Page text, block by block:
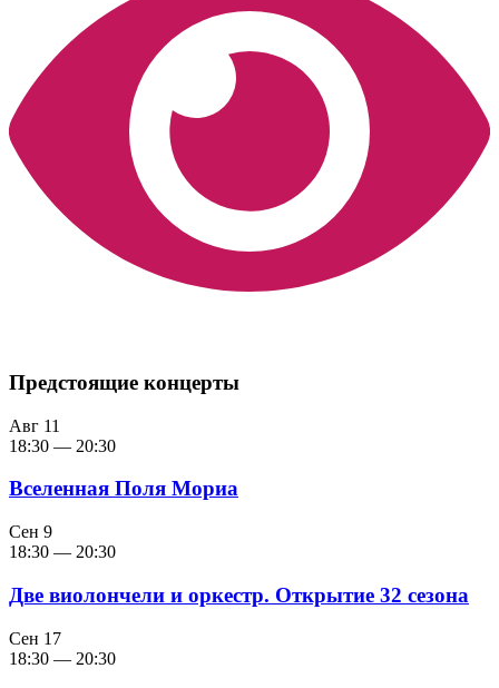
Предстоящие концерты
Авг 11
18:30 — 20:30
Вселенная Поля Мориа
Сен 9
18:30 — 20:30
Две виолончели и оркестр. Открытие 32 сезона
Сен 17
18:30 — 20:30